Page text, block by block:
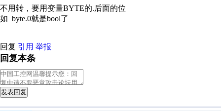
不用转，要用变量BYTE的.后面的位
如 byte.0就是bool了
回复 引用 举报
回复本条
发表回复